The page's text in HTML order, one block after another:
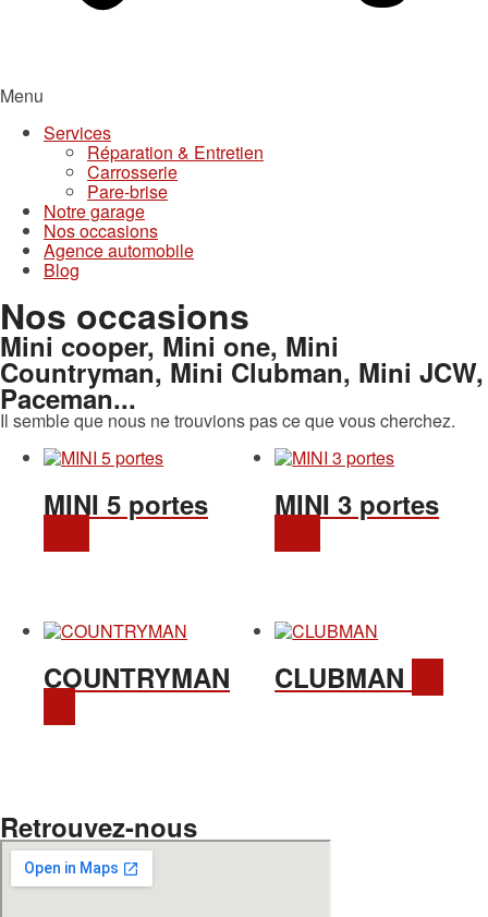
Menu
Services
Réparation & Entretien
Carrosserie
Pare-brise
Notre garage
Nos occasions
Agence automobile
Blog
Nos occasions
Mini cooper, Mini one, Mini
Countryman, Mini Clubman, Mini JCW,
Paceman...
Il semble que nous ne trouvions pas ce que vous cherchez.
MINI 5 portes MINI 3 portes
COUNTRYMAN CLUBMAN
Retrouvez-nous